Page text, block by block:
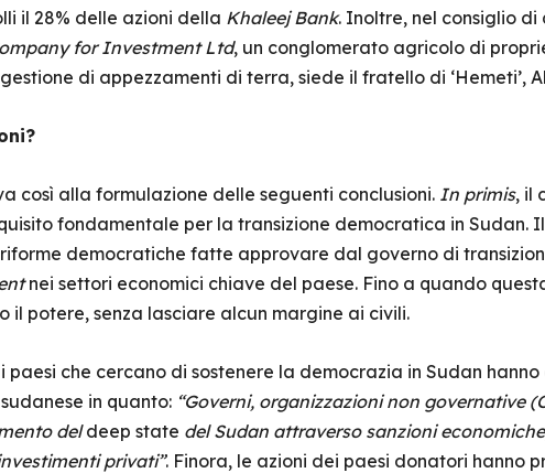
il 28% delle azioni della Khaleej Bank. Inoltre, nel consiglio
for Investment Ltd, un conglomerato agricolo di
di appezzamenti di terra, siede il fratello di ‘Hemeti’,
così alla formulazione delle seguenti conclusioni. In primis, il
fondamentale per la transizione democratica in Sudan.
democratiche fatte approvare dal governo di
nei settori economici chiave del paese. Fino a quando
il potere, senza lasciare alcun margine ai civili.
paesi che cercano di sostenere la democrazia in Sudan
in quanto: “Governi, organizzazioni non governative
deldeep state del Sudan attraverso sanzioni
privati”. Finora, le azioni dei paesi donatori hanno